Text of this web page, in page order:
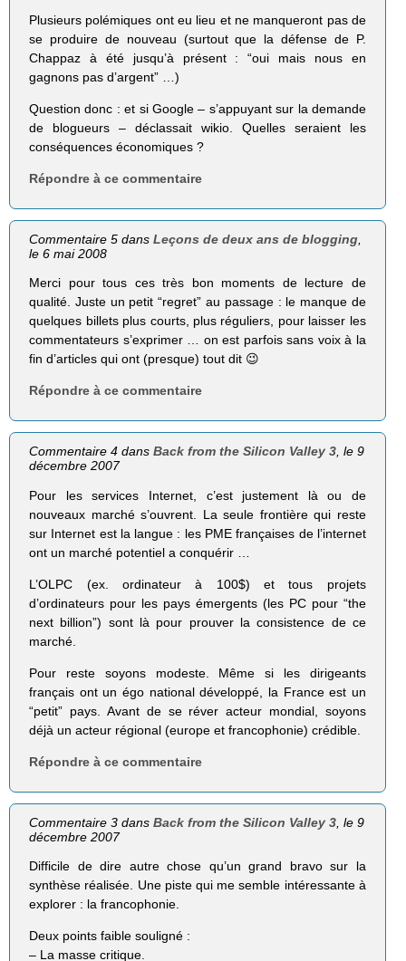
Plusieurs polémiques ont eu lieu et ne manqueront pas de
se produire de nouveau (surtout que la défense de P.
Chappaz à été jusqu’à présent : “oui mais nous en
gagnons pas d’argent” …)
Question donc : et si Google – s’appuyant sur la demande
de blogueurs – déclassait wikio. Quelles seraient les
conséquences économiques ?
Répondre à ce commentaire
Commentaire 5 dansLeçons de deux ans de blogging,
le 6 mai 2008
Merci pour tous ces très bon moments de lecture de
qualité. Juste un petit “regret” au passage : le manque de
quelques billets plus courts, plus réguliers, pour laisser les
commentateurs s’exprimer … on est parfois sans voix à la
fin d’articles qui ont (presque) tout dit 😉
Répondre à ce commentaire
Commentaire 4 dansBack from the Silicon Valley 3, le 9
décembre 2007
Pour les services Internet, c’est justement là ou de
nouveaux marché s’ouvrent. La seule frontière qui reste
sur Internet est la langue : les PME françaises de l’internet
ont un marché potentiel a conquérir …
L’OLPC (ex. ordinateur à 100$) et tous projets
d’ordinateurs pour les pays émergents (les PC pour “the
next billion”) sont là pour prouver la consistence de ce
marché.
Pour reste soyons modeste. Même si les dirigeants
français ont un égo national développé, la France est un
“petit” pays. Avant de se réver acteur mondial, soyons
déjà un acteur régional (europe et francophonie) crédible.
Répondre à ce commentaire
Commentaire 3 dansBack from the Silicon Valley 3 , le 9
décembre 2007
Difficile de dire autre chose qu’un grand bravo sur la
synthèse réalisée. Une piste qui me semble intéressante à
explorer : la francophonie.
Deux points faible souligné :
– La masse critique.